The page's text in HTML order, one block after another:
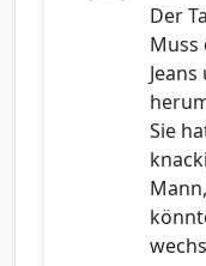
Der
Muss
Sie